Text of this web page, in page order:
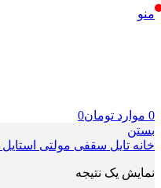
منو
0 موارد تومان0
بستن
خانه تایل سقفی مولتی استایل
نمایش یک نتیجه